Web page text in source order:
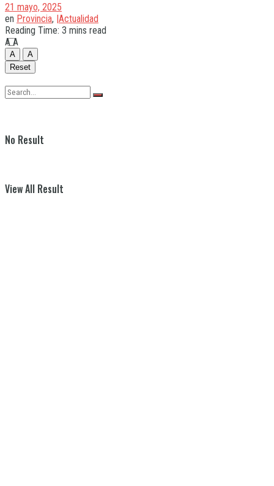
No Result
View All Result
21 mayo, 2025
en Provincia, |Actualidad
Reading Time: 3 mins read
A A
A
A
Reset